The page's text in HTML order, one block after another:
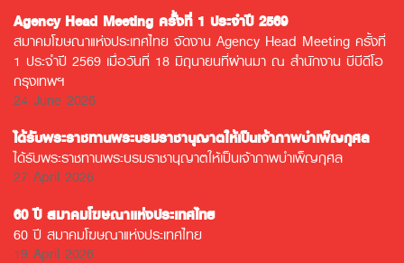
Agency Head Meeting ครั้งที่ 1 ประจำปี 2569
สมาคมโฆษณาแห่งประเทศไทย จัดงาน Agency Head Meeting ครั้งที่
1 ประจำปี 2569 เมื่อวันที่ 18 มิถุนายนที่ผ่านมา ณ สำนักงาน บีบีดีโอ
กรุงเทพฯ
24 June 2026
ได้รับพระราชทานพระบรมราชานุญาตให้เป็นเจ้าภาพบำเพ็ญกุศล
ได้รับพระราชทานพระบรมราชานุญาตให้เป็นเจ้าภาพบำเพ็ญกุศล
27 April 2026
60 ปี สมาคมโฆษณาแห่งประเทศไทย
60 ปี สมาคมโฆษณาแห่งประเทศไทย
19 April 2026